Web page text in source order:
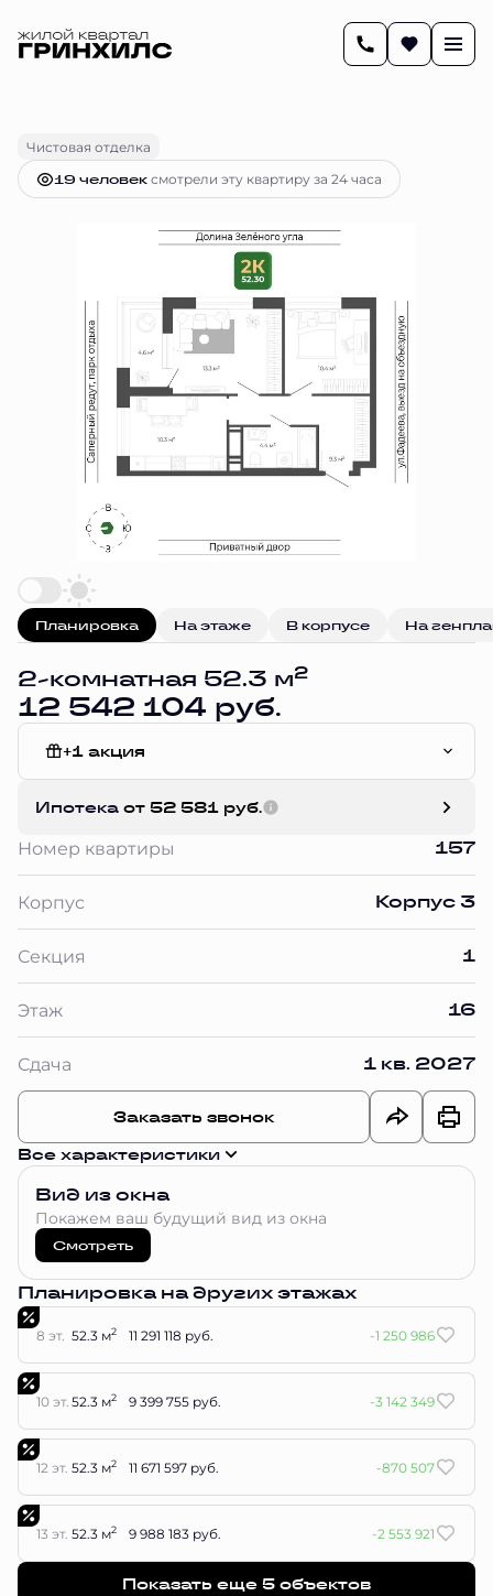
2-комнатная52.3 м 12 542 104 руб.
Чистовая отделка
19 человексмотрели эту квартиру за 24 часа
Планировка На этаже В корпусе На
2-комнатная 52.3 м2
12 542 104 руб.
+1 акция
Ипотека от 52 581 руб.
Номер квартиры 157
Корпус Корпус 3
Секция 1
Этаж 16
Сдача 1 кв. 2027
Заказать звонок
Все характеристики
Вид из окна
Покажем ваш будущий вид из окна
Смотреть
Планировка на других этажах
8 эт. 52.3 м2 11 291 118 руб. -1 250 986
10 эт. 52.3 м2 9 399 755 руб. -3 142 349
12 эт. 52.3 м2 11 671 597 руб. -870 507
13 эт. 52.3 м2 9 988 183 руб. -2 553 921
Показать еще 5 объектов